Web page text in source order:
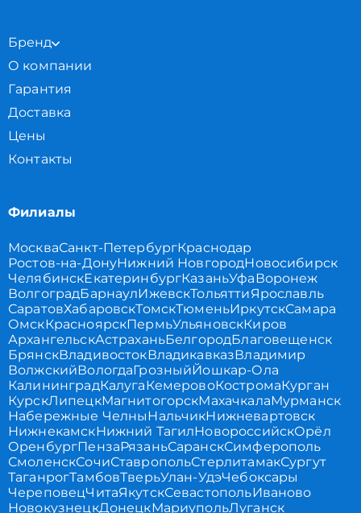
Бренд
О компании
Гарантия
Доставка
Цены
Контакты
Филиалы
МоскваСанкт-ПетербургКраснодар
Ростов-на-ДонуНижний НовгородНовосибирск
ЧелябинскЕкатеринбургКазаньУфаВоронеж
ВолгоградБарнаулИжевскТольяттиЯрославль
СаратовХабаровскТомскТюменьИркутскСамара
ОмскКрасноярскПермьУльяновскКиров
АрхангельскАстраханьБелгородБлаговещенск
БрянскВладивостокВладикавказВладимир
ВолжскийВологдаГрозныйЙошкар-Ола
КалининградКалугаКемеровоКостромаКурган
КурскЛипецкМагнитогорскМахачкалаМурманск
Набережные ЧелныНальчикНижневартовск
НижнекамскНижний ТагилНовороссийскОрёл
ОренбургПензаРязаньСаранскСимферополь
СмоленскСочиСтавропольСтерлитамакСургут
ТаганрогТамбовТверьУлан-УдэЧебоксары
ЧереповецЧитаЯкутскСевастопольИваново
НовокузнецкДонецкМариупольЛуганск